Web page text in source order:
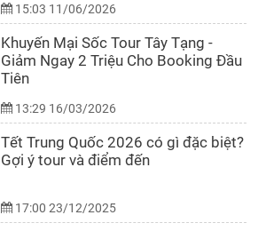
15:03 11/06/2026
Khuyến Mại Sốc Tour Tây Tạng -
Giảm Ngay 2 Triệu Cho Booking Đầu
Tiên
13:29 16/03/2026
Tết Trung Quốc 2026 có gì đặc biệt?
Gợi ý tour và điểm đến
17:00 23/12/2025